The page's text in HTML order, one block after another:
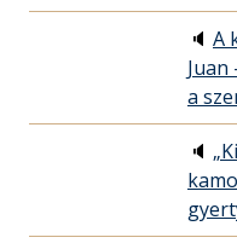
🔈 A
Juan
a
🔈